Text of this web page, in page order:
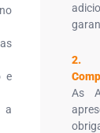
e
a
2.
As